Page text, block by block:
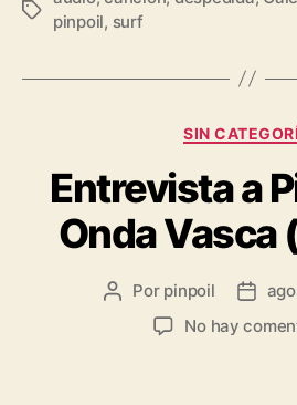
pinpoil, surf
SIN
Entrevista a
Onda Vasca
Por pinpoil
No hay